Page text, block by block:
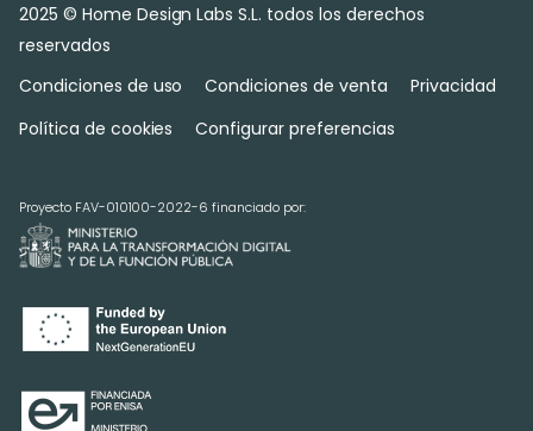
2025 © Home Design Labs S.L. todos los derechos
reservados
Condiciones de uso
Condiciones de venta
Privacidad
Política de cookies
Configurar preferencias
Proyecto FAV-010100-2022-6 financiado por: